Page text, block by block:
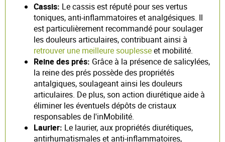
Cassis: Le cassis est réputé pour ses vertus
toniques, anti-inflammatoires et analgésiques. Il
est particulièrement recommandé pour soulager
les douleurs articulaires, contribuant ainsi à
retrouver une meilleure souplesseet mobilité.
Reine des prés: Grâce à la présence de salicylées,
la reine des prés possède des propriétés
antalgiques, soulageant ainsi les douleurs
articulaires. De plus, son action diurétique aide à
éliminer les éventuels dépôts de cristaux
responsables de l'inMobilité.
Laurier: Le laurier, aux propriétés diurétiques,
antirhumatismales et anti-inflammatoires,